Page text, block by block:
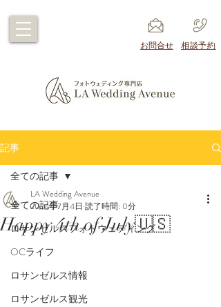
​お問合せ ​相談予約
記事
全ての記事
ロサンゼルスフォトウェディング
OCライフ
ロサンゼルス情報
ロサンゼルス観光
全ての記事
Happy 4th of July🇺🇸
LA Wedding Avenue
2024年7月4日 読了時間: 0分